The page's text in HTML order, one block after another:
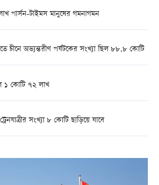
পার্সন-টাইমস মানুষের গমনাগমন
চীনে অভ্যন্তরীণ পর্যটকের সংখ্যা ছিল ৮৮.৮ কোটি
১ কোটি ৭২ লাখ
সংখ্যা ৮ কোটি ছাড়িয়ে যাবে